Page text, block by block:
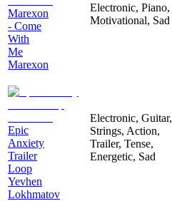
Marexon
- Come
With
Me
Marexon
Electronic, Piano,
Motivational, Sad
Epic
Anxiety
Trailer
Loop
Yevhen
Lokhmatov
Electronic, Guitar,
Strings, Action,
Trailer, Tense,
Energetic, Sad